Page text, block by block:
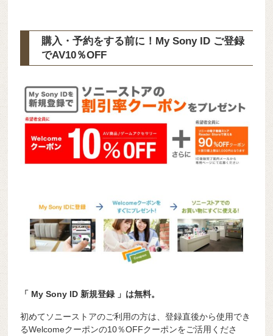
購入・予約をする前に！My Sony ID ご登録
でAV10％OFF
「 My Sony ID 新規登録 」は無料。
初めてソニーストアのご利用の方は、登録直後から使用でき
るWelcomeクーポンの10％OFFクーポンをご活用くださ